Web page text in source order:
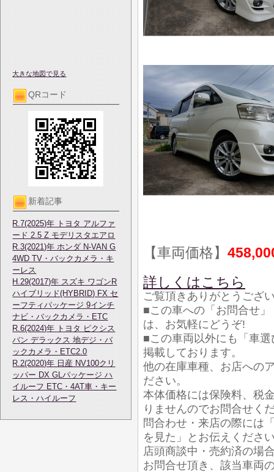
大きな地図で見る
QRコード
新着記事
R.7(2025)年 トヨタ アルファ
ード 2.5 Z モデリスタエアロ
R.3(2021)年 ホンダ N-VAN G
4WD TV・バックカメラ・キ
ーレス
H.29(2017)年 スズキ ワゴンR
ハイブリッド(HYBRID) FX セ
ーフティパッケージ 9インチ
ナビ・バックカメラ・ETC
R.6(2024)年 トヨタ ピクシス
バン デラックス 地デジ・バ
ックカメラ・ETC2.0
R.2(2020)年 日産 NV100クリ
ッパー DX GLパッケージ ハ
イルーフ ETC・4AT車・キー
レス・ハイルーフ
【車両価格】
詳しくはこちら
ご覧頂きありがとうござ
■この車への「お問合せ
は、お気軽にどうぞ!
■この車両以外にも「車
掲載しております。
他の在庫車種、お店への
ださい。
本体価格には保険料、税
りませんのでお問合せく
問合わせ・来店の際には
を見た」とお伝えくださ
店頭商談中・売約済の場
お問合せ頂き、該当車両